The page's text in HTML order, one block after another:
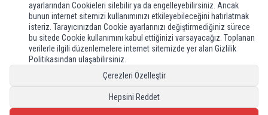
ayarlarından Cookieleri silebilir ya da engelleyebilirsiniz. Ancak
bunun internet sitemizi kullanımınızı etkileyebileceğini hatırlatmak
isteriz. Tarayıcınızdan Cookie ayarlarınızı değiştirmediğiniz sürece
bu sitede Cookie kullanımını kabul ettiğinizi varsayacağız. Toplanan
verilerle ilgili düzenlemelere internet sitemizde yer alan Gizlilik
Politikasından ulaşabilirsiniz.
Çerezleri Özelleştir
Hepsini Reddet